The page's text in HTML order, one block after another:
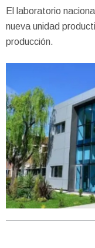
El laboratorio
nueva unidad
producción.